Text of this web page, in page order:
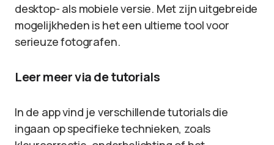
desktop- als mobiele versie. Met zijn uitgebreide
mogelijkheden is het een ultieme tool voor
serieuze fotografen.
Leer meer via de tutorials
In de app vind je verschillende tutorials die
ingaan op specifieke technieken, zoals